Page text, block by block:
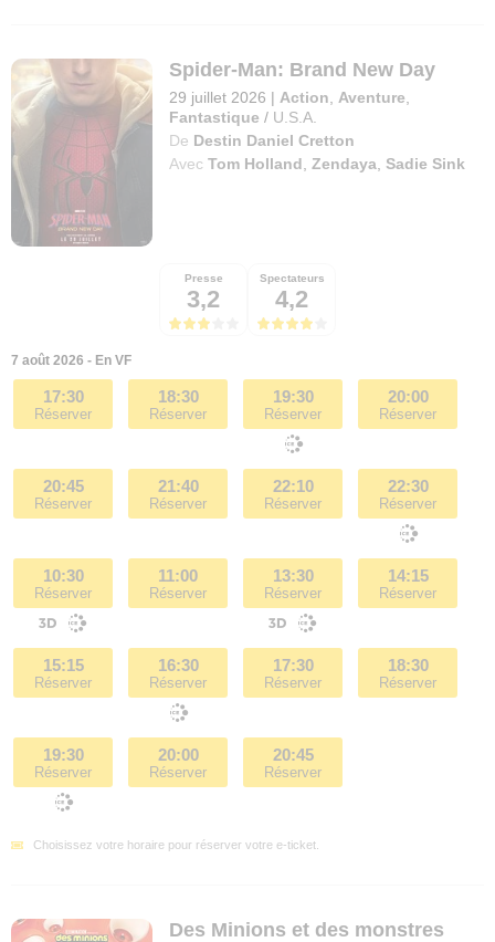
Spider-Man: Brand New Day
29 juillet 2026 | Action Aventure
Fantastique / U.S.A.
De Destin Daniel Cretton
Avec Tom Holland ,Zendaya ,Sadie Sink
Presse
3,2
Spectateurs
4,2
7 août 2026 - En VF
17:30
Réserver
18:30
Réserver
19:30
Réserver
20:00
Réserver
20:45
Réserver
21:40
Réserver
22:10
Réserver
22:30
Réserver
10:30
Réserver
11:00
Réserver
13:30
Réserver
14:15
Réserver
15:15
Réserver
16:30
Réserver
17:30
Réserver
18:30
Réserver
19:30
Réserver
20:00
Réserver
20:45
Réserver
Choisissez votre horaire pour réserver votre e-ticket.
Des Minions et des monstres